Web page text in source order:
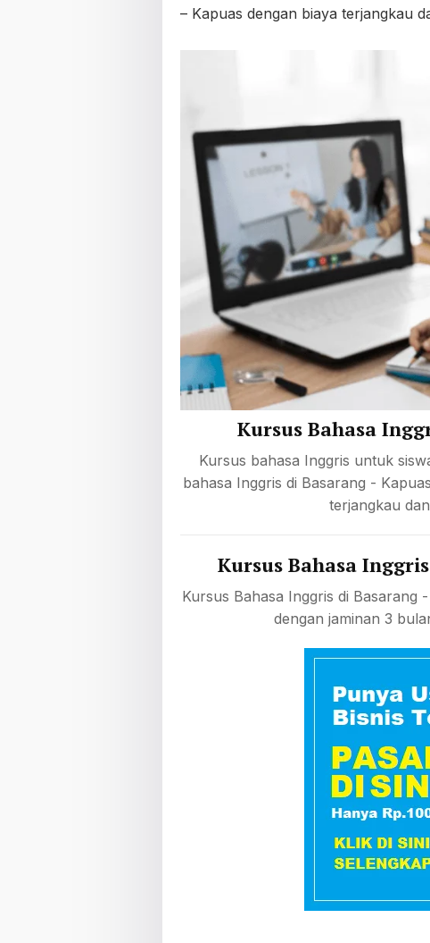
– Kapuas dengan biaya terjangkau
Kursus Bahasa
Kursus bahasa Inggris untuk
bahasa Inggris di Basarang -
terjangkau
Kursus Bahasa
Kursus Bahasa Inggris di Basarang
dengan jaminan 3